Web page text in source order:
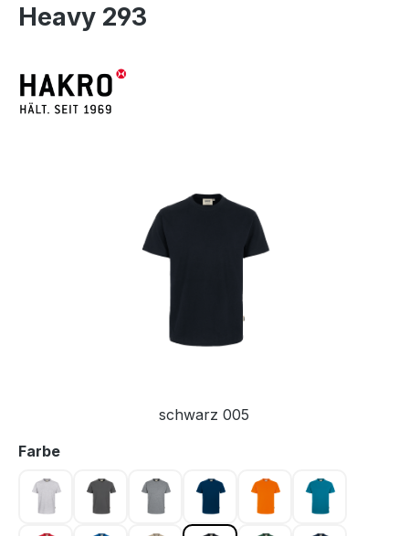
Heavy 293
schwarz 005
Farbeauswählen
ash meliert 024
graphit 042grau meliert 015
marine 003orange 027petrol 046